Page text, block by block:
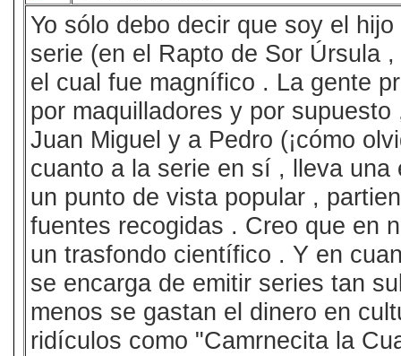
Yo sólo debo decir que soy el
serie (en el Rapto de Sor Úrsula
el cual fue magnífico . La gente
por maquilladores y por
Juan Miguel y a Pedro (¡cómo
cuanto a la serie en sí , lleva
un punto de vista popular ,
fuentes recogidas . Creo que en
un trasfondo científico . Y en
se encarga de emitir series tan
menos se gastan el dinero en
ridículos como "Camrnecita la